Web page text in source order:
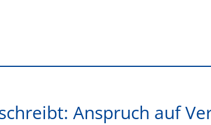
Anspruch auf